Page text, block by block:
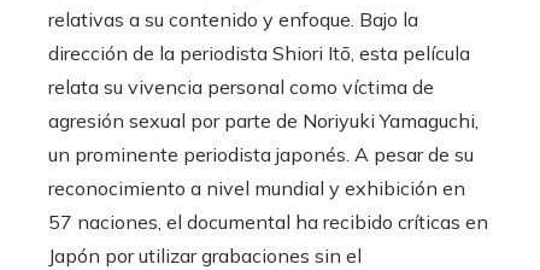
relativas a su contenido y enfoque. Bajo la
dirección de la periodista Shiori Itō, esta película
relata su vivencia personal como víctima de
agresión sexual por parte de Noriyuki Yamaguchi,
un prominente periodista japonés. A pesar de su
reconocimiento a nivel mundial y exhibición en
57 naciones, el documental ha recibido críticas en
Japón por utilizar grabaciones sin el